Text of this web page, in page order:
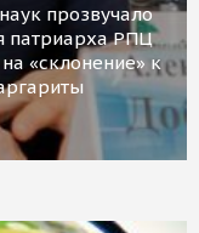
прозвучало
патриарха РПЦ
«склонение» к